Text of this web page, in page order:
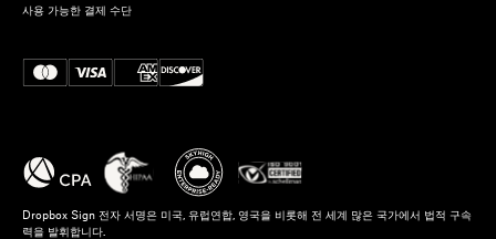
사용 가능한 결제 수단
Dropbox Sign 전자 서명은 미국, 유럽연합, 영국을 비롯해 전 세계 많은 국가에서 법적 구속
력을 발휘합니다.